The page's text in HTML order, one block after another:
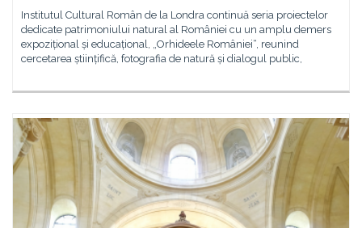
Institutul Cultural Român de la Londra continuă seria proiectelor
dedicate patrimoniului natural al României cu un amplu demers
expozițional și educațional, „Orhideele României“, reunind
cercetarea științifică, fotografia de natură și dialogul public,